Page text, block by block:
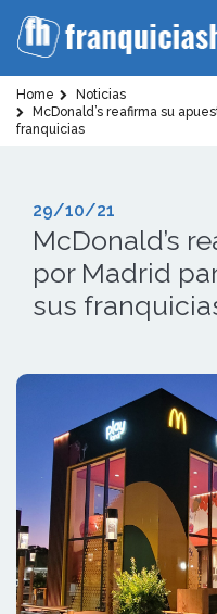
Home
Noticias
McDonald’s reafirma su
franquicias
29/10/21
McDonald’s
por Madrid
sus